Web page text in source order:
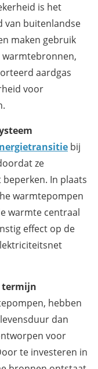
is het
van buitenlandse
maken gebruik
warmtebronnen,
aardgas
voor
bij
ze
In plaats
warmtepompen
warmte centraal
effect op de
termijn
hebben
dan
voor
te investeren in